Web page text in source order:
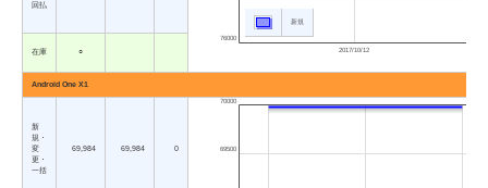
2017/10/12
76000
新規
回払
在庫 ○
Android One X1
新
規・
変
更・
一括
69,984 69,984 0 69500
70000